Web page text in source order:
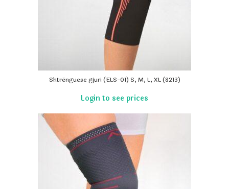
Shtrënguese gjuri (ELS-01) S, M, L, XL (8213)